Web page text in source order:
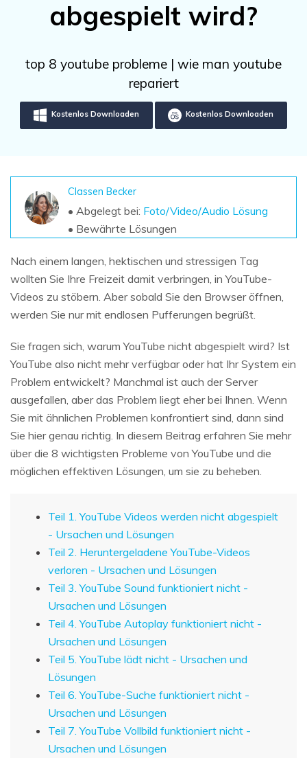
Unbegrenzte Daten vom Mac-System
wiederherstellen
Recoverit kostenlos
Kostenlos Testen
Weitere Produkte
Repairit - Datenreparatur
UBackit - Datensicherung
ALLE FUNKTIONEN ENTDECKEN
Aktuelles Thema
Sign In
search
abgespielt wird?
top 8 youtube probleme | wie man youtube
repariert
Kostenlos Downloaden Kostenlos Downloaden
Classen Becker
• Abgelegt bei: Foto/Video/Audio Lösung
• Bewährte Lösungen
Nach einem langen, hektischen und stressigen Tag
wollten Sie Ihre Freizeit damit verbringen, in YouTube-
Videos zu stöbern. Aber sobald Sie den Browser öffnen,
werden Sie nur mit endlosen Pufferungen begrüßt.
Sie fragen sich, warum YouTube nicht abgespielt wird? Ist
YouTube also nicht mehr verfügbar oder hat Ihr System ein
Problem entwickelt? Manchmal ist auch der Server
ausgefallen, aber das Problem liegt eher bei Ihnen. Wenn
Sie mit ähnlichen Problemen konfrontiert sind, dann sind
Sie hier genau richtig. In diesem Beitrag erfahren Sie mehr
über die 8 wichtigsten Probleme von YouTube und die
möglichen effektiven Lösungen, um sie zu beheben.
Teil 1. YouTube Videos werden nicht abgespielt
- Ursachen und Lösungen
Teil 2. Heruntergeladene YouTube-Videos
verloren - Ursachen und Lösungen
Teil 3. YouTube Sound funktioniert nicht -
Ursachen und Lösungen
Teil 4. YouTube Autoplay funktioniert nicht -
Ursachen und Lösungen
Teil 5. YouTube lädt nicht - Ursachen und
Lösungen
Teil 6. YouTube-Suche funktioniert nicht -
Ursachen und Lösungen
Teil 7. YouTube Vollbild funktioniert nicht -
Ursachen und Lösungen